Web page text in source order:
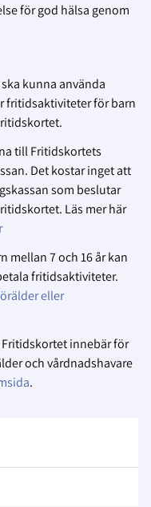
för god hälsa genom
kunna använda
fritidsaktiviteter för barn
till Fritidskortets
Det kostar inget att
som beslutar
Läs mer här
mellan 7 och 16 år kan
fritidsaktiviteter.
eller
innebär för
och vårdnadshavare
.